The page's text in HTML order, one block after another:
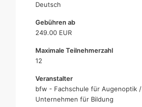
Deutsch
Gebühren ab
249.00 EUR
Maximale Teilnehmerzahl
12
Veranstalter
bfw - Fachschule für Augenoptik /
Unternehmen für Bildung